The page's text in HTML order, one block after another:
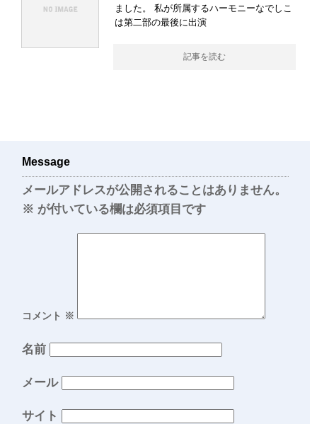
ました。 私が所属するハーモニーなでしこ
は第二部の最後に出演
記事を読む
Message
メールアドレスが公開されることはありません。
※ が付いている欄は必須項目です
コメント ※
名前
メール
サイト